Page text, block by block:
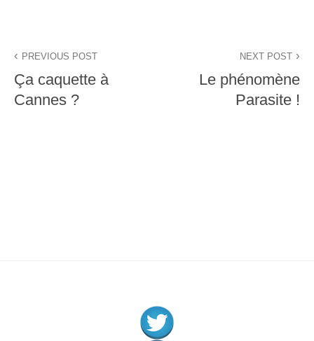
de
l’article
PREVIOUS POST
Ça caquette à
Cannes ?
NEXT POST
Le phénomène
Parasite !